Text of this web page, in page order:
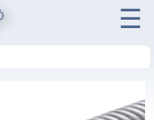
☰